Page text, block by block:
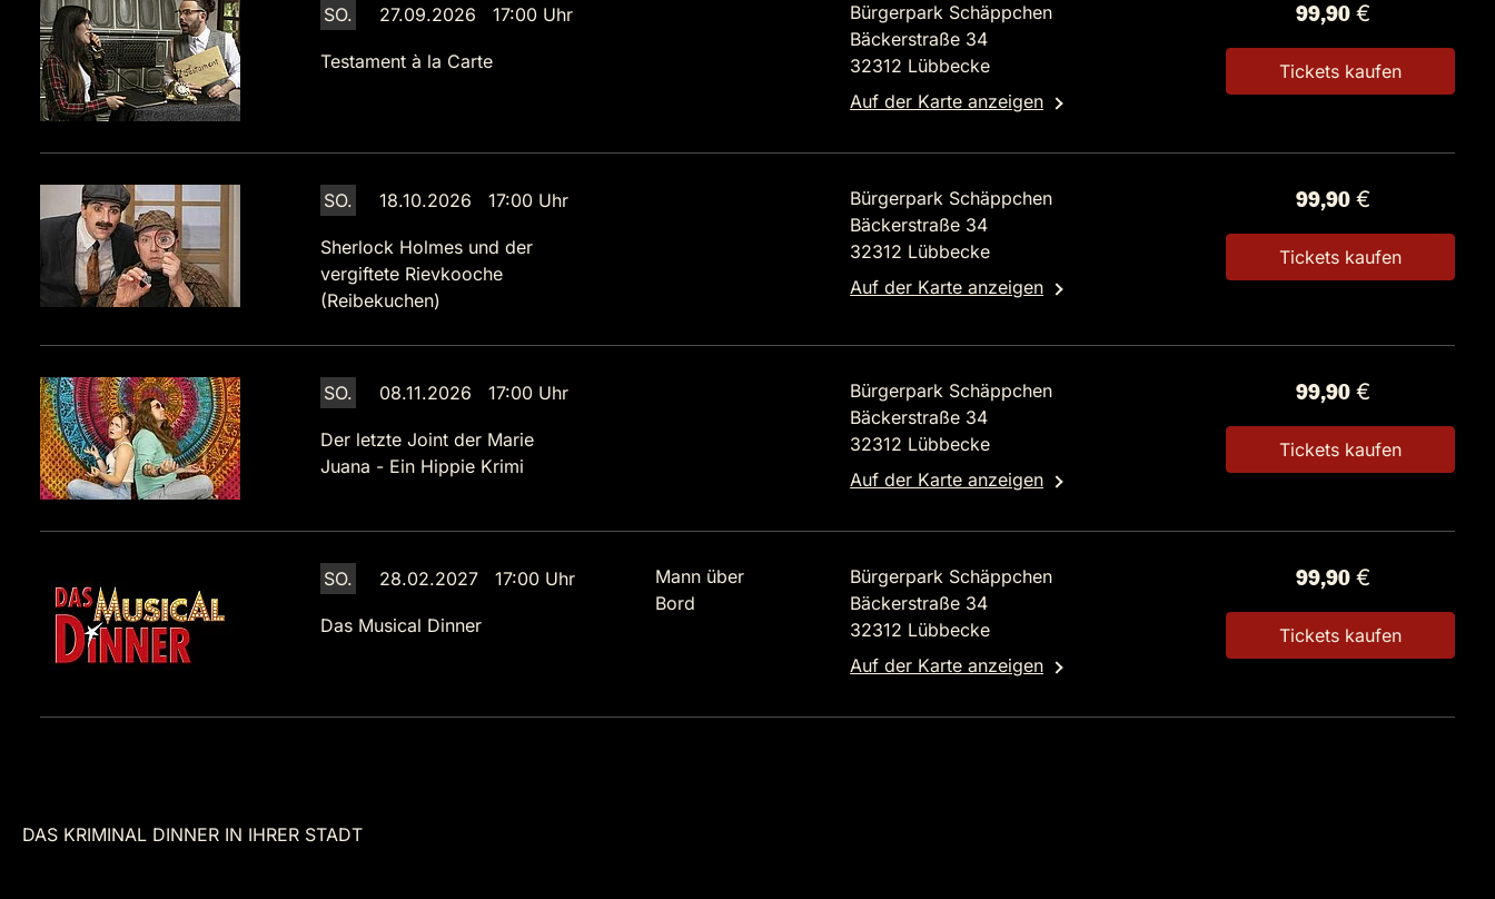
SO. 27.09.2026 17:00 Uhr
Testament à la Carte
Bürgerpark Schäppchen
Bäckerstraße 34
32312 Lübbecke
Auf der Karte anzeigen
99,90 €
Tickets kaufen
SO. 18.10.2026 17:00 Uhr
Sherlock Holmes und der
vergiftete Rievkooche
(Reibekuchen)
Bürgerpark Schäppchen
Bäckerstraße 34
32312 Lübbecke
Auf der Karte anzeigen
99,90 €
Tickets kaufen
SO. 08.11.2026 17:00 Uhr
Der letzte Joint der Marie
Juana - Ein Hippie Krimi
Bürgerpark Schäppchen
Bäckerstraße 34
32312 Lübbecke
Auf der Karte anzeigen
99,90 €
Tickets kaufen
SO. 28.02.2027 17:00 Uhr
Das Musical Dinner
Mann über
Bord
Bürgerpark Schäppchen
Bäckerstraße 34
32312 Lübbecke
Auf der Karte anzeigen
99,90 €
Tickets kaufen
DAS KRIMINAL DINNER IN IHRER STADT